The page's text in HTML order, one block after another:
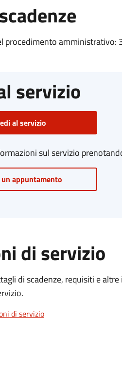
procedimento amministrativo:
servizio
al servizio
sul servizio
appuntamento
di servizio
di scadenze, requisiti e
di servizio